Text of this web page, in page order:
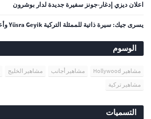
اعلان ديزي إدغار-جونز سفيرة جديدة لدار بوشرون
يسرى جيك: سيرة ذاتية للممثلة التركية Yüsra Geyik وأعمالها الدرامية
الوسوم
مشاهير Hollywood مشاهير أجانب مشاهير الخليج
مشاهير تركية
التسميات